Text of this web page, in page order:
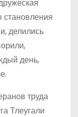
делились
день,
труда
Тлеугали